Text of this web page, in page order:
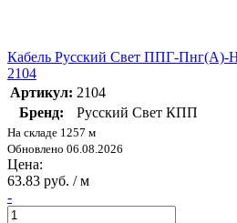
Кабель Русский Свет ППГ-Пнг(А)-
2104
Артикул: 2104
Бренд:
Русский Свет КПП
На складе 1257 м
Обновлено 06.08.2026
Цена:
63.83 руб. / м
-